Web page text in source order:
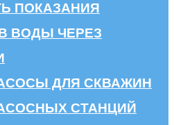
ПОКАЗАНИЯ
ВОДЫ ЧЕРЕЗ
ДЛЯ СКВАЖИН
СТАНЦИЙ